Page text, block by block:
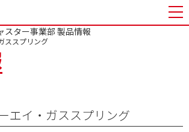
スター事業部 製品情報
ススプリング
エイ・ガススプリング